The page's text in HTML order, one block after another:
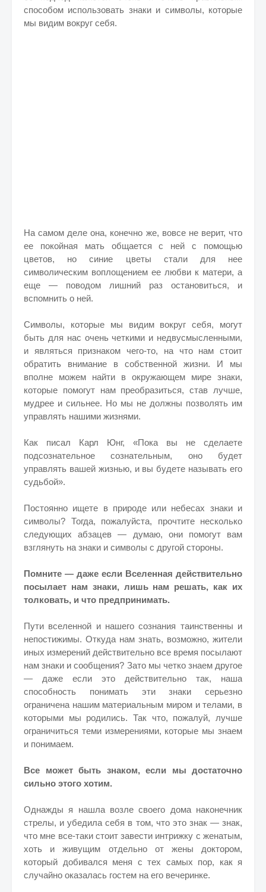
способом использовать знаки и символы, которые
мы видим вокруг себя.
На самом деле она, конечно же, вовсе не верит, что
ее покойная мать общается с ней с помощью
цветов, но синие цветы стали для нее
символическим воплощением ее любви к матери, а
еще — поводом лишний раз остановиться, и
вспомнить о ней.
Символы, которые мы видим вокруг себя, могут
быть для нас очень четкими и недвусмысленными,
и являться признаком чего-то, на что нам стоит
обратить внимание в собственной жизни. И мы
вполне можем найти в окружающем мире знаки,
которые помогут нам преобразиться, став лучше,
мудрее и сильнее. Но мы не должны позволять им
управлять нашими жизнями.
Как писал Карл Юнг, «Пока вы не сделаете
подсознательное сознательным, оно будет
управлять вашей жизнью, и вы будете называть его
судьбой».
Постоянно ищете в природе или небесах знаки и
символы? Тогда, пожалуйста, прочтите несколько
следующих абзацев — думаю, они помогут вам
взглянуть на знаки и символы с другой стороны.
Помните — даже если Вселенная действительно
посылает нам знаки, лишь нам решать, как их
толковать, и что предпринимать.
Пути вселенной и нашего сознания таинственны и
непостижимы. Откуда нам знать, возможно, жители
иных измерений действительно все время посылают
нам знаки и сообщения? Зато мы четко знаем другое
— даже если это действительно так, наша
способность понимать эти знаки серьезно
ограничена нашим материальным миром и телами, в
которыми мы родились. Так что, пожалуй, лучше
ограничиться теми измерениями, которые мы знаем
и понимаем.
Все может быть знаком, если мы достаточно
сильно этого хотим.
Однажды я нашла возле своего дома наконечник
стрелы, и убедила себя в том, что это знак — знак,
что мне все-таки стоит завести интрижку с женатым,
хоть и живущим отдельно от жены доктором,
который добивался меня с тех самых пор, как я
случайно оказалась гостем на его вечеринке.